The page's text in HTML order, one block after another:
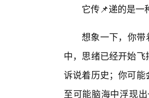
它传📌递的是一
想象一下，你带
中，思绪已经开始
诉说着历史；你可
至可能脑海中浮现